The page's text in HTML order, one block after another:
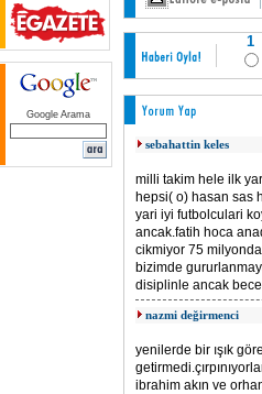
Google Arama
1
sebahattin keles
milli takim hele ilk
hepsi( o) hasan sas
yari iyi futbolculari
ancak.fatih hoca
cikmiyor 75
bizimde
disiplinle ancak
nazmi değirmenci
yenilerde bir ışık
ibrahim akın ve